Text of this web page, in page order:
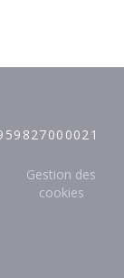
Gestion des
cookies